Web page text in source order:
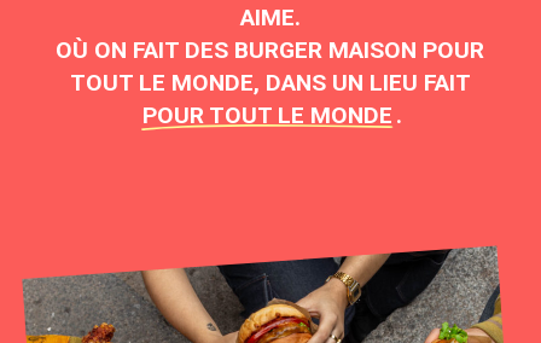
AIME.
OÙ ON FAIT DES BURGER MAISON POUR
TOUT LE MONDE, DANS UN LIEU FAIT
POUR TOUT LE MONDE .